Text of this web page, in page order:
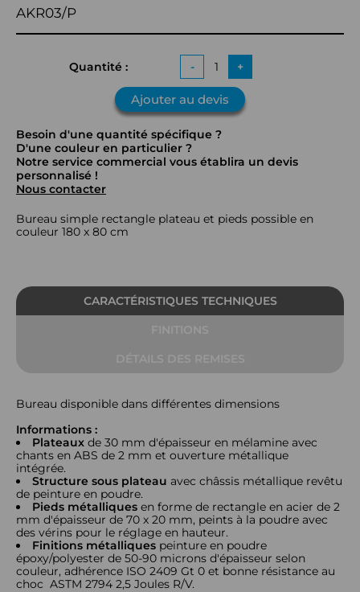
AKR03/P
Quantité : - +
Ajouter au devis
Besoin d'une quantité spécifique ?
D'une couleur en particulier ?
Notre service commercial vous établira un devis
personnalisé !
Nous contacter
Bureau simple rectangle plateau et pieds possible en
couleur 180 x 80 cm
CARACTÉRISTIQUES TECHNIQUES
Bureau disponible dans différentes dimensions
Informations :
Plateaux de 30 mm d'épaisseur en mélamine avec
chants en ABS de 2 mm et ouverture métallique
intégrée.
Structure sous plateau avec châssis métallique revêtu
de peinture en poudre.
Pieds métalliques en forme de rectangle en acier de 2
mm d'épaisseur de 70 x 20 mm, peints à la poudre avec
des vérins pour le réglage en hauteur.
Finitions métalliques peinture en poudre
époxy/polyester de 50-90 microns d'épaisseur selon
couleur, adhérence ISO 2409 Gt 0 et bonne résistance au
choc ASTM 2794 2,5 Joules R/V.